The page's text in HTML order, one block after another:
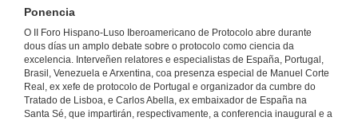
Ponencia
O II Foro Hispano-Luso Iberoamericano de Protocolo abre durante
dous días un amplo debate sobre o protocolo como ciencia da
excelencia. Interveñen relatores e especialistas de España, Portugal,
Brasil, Venezuela e Arxentina, coa presenza especial de Manuel Corte
Real, ex xefe de protocolo de Portugal e organizador da cumbre do
Tratado de Lisboa, e Carlos Abella, ex embaixador de España na
Santa Sé, que impartirán, respectivamente, a conferencia inaugural e a
Debate profesional
Ponencia
20 de maio de 2010